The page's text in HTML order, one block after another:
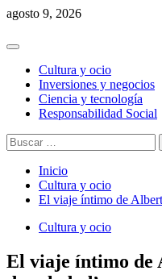
Saltar
contenido
agosto 9, 2026
Menú
principalCultura y ocio
Inversiones y negocios
Ciencia y tecnología
Responsabilidad Social
Buscar:
Inicio
Cultura y ocio
El viaje íntimo de Albert
Cultura y ocio
El viaje íntimo de